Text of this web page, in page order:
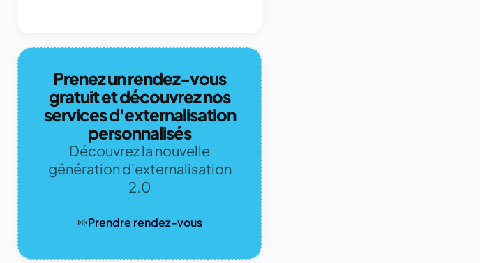
Prenez un rendez-vous
gratuit et découvrez nos
services d'externalisation
personnalisés
Découvrez la nouvelle
génération d'externalisation
2.0
Prendre rendez-vous